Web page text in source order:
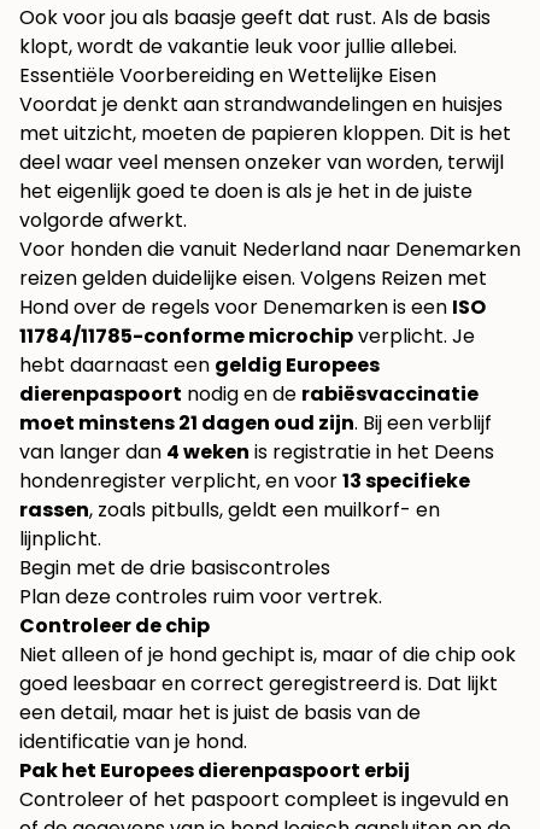
Ook voor jou als baasje geeft dat rust. Als de basis
klopt, wordt de vakantie leuk voor jullie allebei.
Essentiële Voorbereiding en Wettelijke Eisen
Voordat je denkt aan strandwandelingen en huisjes
met uitzicht, moeten de papieren kloppen. Dit is het
deel waar veel mensen onzeker van worden, terwijl
het eigenlijk goed te doen is als je het in de juiste
volgorde afwerkt.
Voor honden die vanuit Nederland naar Denemarken
reizen gelden duidelijke eisen. Volgens Reizen met
Hond over de regels voor Denemarkenis een ISO
11784/11785-conforme microchipverplicht. Je
hebt daarnaast een geldig Europees
dierenpaspoort nodig en de rabiësvaccinatie
moet minstens 21 dagen oud zijn. Bij een verblijf
van langer dan 4 weken is registratie in het Deens
hondenregister verplicht, en voor13 specifieke
rassen, zoals pitbulls, geldt een muilkorf- en
lijnplicht.
Begin met de drie basiscontroles
Plan deze controles ruim voor vertrek.
Controleer de chip
Niet alleen of je hond gechipt is, maar of die chip ook
goed leesbaar en correct geregistreerd is. Dat lijkt
een detail, maar het is juist de basis van de
identificatie van je hond.
Pak het Europees dierenpaspoort erbij
Controleer of het paspoort compleet is ingevuld en